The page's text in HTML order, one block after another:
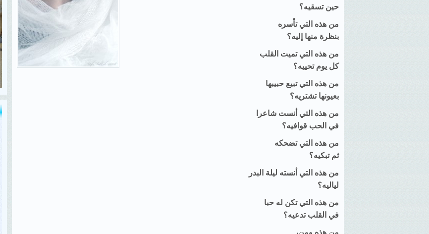
حين تسقيه؟
من هذه التي تأسره
بنظرة منها إليه؟
من هذه التي تميت القلب
كل يوم تحييه؟
من هذه التي تبيع حبيبها
بعيونها تشتريه؟
من هذه التي أنست شاعرا
في الحب قوافيه؟
من هذه التي تضحكه
ثم تبكيه؟
من هذه التي أنسته ليلة البدر
لياليه؟
من هذه التي تكن له حبا
في القلب تدعيه؟
من هذه ومن،